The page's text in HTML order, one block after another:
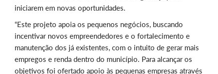
iniciarem em novas oportunidades.
“Este projeto apoia os pequenos negócios, buscando
incentivar novos empreendedores e o fortalecimento e
manutenção dos já existentes, com o intuito de gerar mais
empregos e renda dentro do município. Para alcançar os
objetivos foi ofertado apoio às pequenas empresas através